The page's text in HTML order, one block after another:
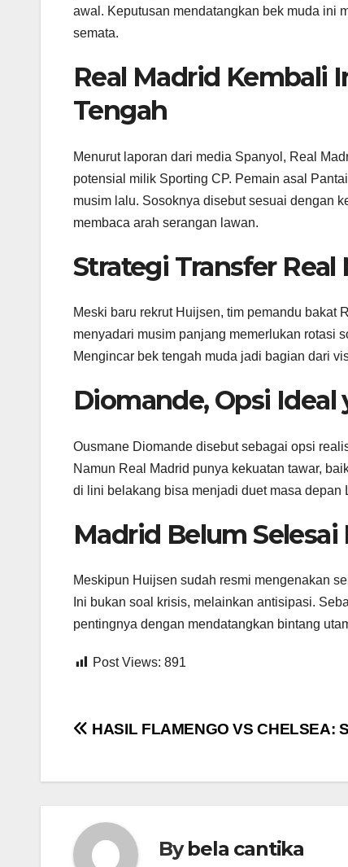
awal. Keputusan mendatangkan bek muda ini
semata.
Real Madrid Kembali
Tengah
Menurut laporan dari media Spanyol, Real
potensial milik Sporting CP. Pemain asal
musim lalu. Sosoknya disebut sesuai dengan
membaca arah serangan lawan.
Strategi Transfer
Meski baru rekrut Huijsen, tim pemandu bakat
menyadari musim panjang memerlukan rotasi
Mengincar bek tengah muda jadi bagian dari
Diomande, Opsi
Ousmane Diomande disebut sebagai opsi
Namun Real Madrid punya kekuatan tawar,
di lini belakang bisa menjadi duet masa
Madrid Belum
Meskipun Huijsen sudah resmi mengenakan
Ini bukan soal krisis, melainkan antisipasi.
pentingnya dengan mendatangkan bintang
Post Views: 891
Post
HASIL FLAMENGO VS CHELSEA:
Bybela cantika